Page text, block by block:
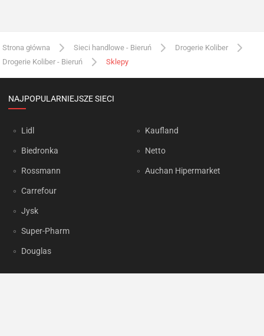
Strona główna Sieci handlowe - Bieruń
Drogerie Koliber
Drogerie Koliber - Bieruń
Sklepy
NAJPOPULARNIEJSZE SIECI
Lidl
Biedronka
Rossmann
Carrefour
Jysk
Super-Pharm
Douglas
Kaufland
Netto
Auchan Hipermarket